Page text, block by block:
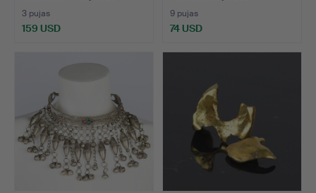
3 pujas
159 USD
9 pujas
74 USD